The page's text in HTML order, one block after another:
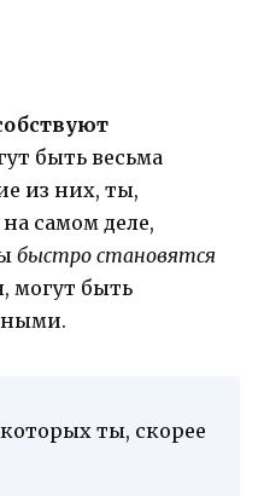
быть весьма
из них, ты,
самом деле,
быстро становятся
могут быть
ты, скорее